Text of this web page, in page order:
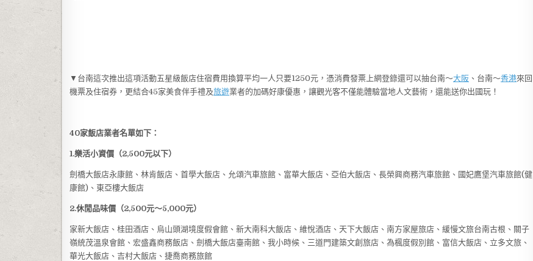
▼台南這次推出這項活動五星級飯店住宿費用換算平均一人只要1250元，憑消費發票上網登錄還可以抽台南～大阪 、台南～香港來回
機票及住宿券，更結合45家美食伴手禮及旅遊業者的加碼好康優惠，讓觀光客不僅能體驗當地人文藝術，還能送你出國玩！
40家飯店業者名單如下：
1.樂活小資價（2,500元以下）
劍橋大飯店永康館、林肯飯店、首學大飯店、允頌汽車旅館、富華大飯店、亞伯大飯店、長榮興商務汽車旅館、國妃鷹堡汽車旅館(健
康館)、東亞樓大飯店
2.休閒品味價（2,500元～5,000元）
家新大飯店、桂田酒店、烏山頭湖境度假會館、新大南科大飯店、維悅酒店、天下大飯店、南方家屋旅店、緩慢文旅台南古根、關子
嶺統茂溫泉會館、宏盛鑫商務飯店、劍橋大飯店臺南館、我小時候、三道門建築文創旅店、為楓度假別館、富信大飯店、立多文旅、
華光大飯店、吉村大飯店、捷喬商務旅館